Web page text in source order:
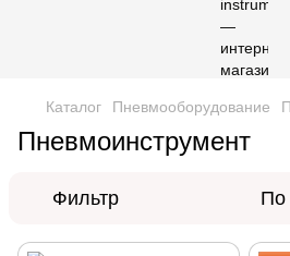
Каталог Пневмооборудование
Пневмоинструмент
Фильтр По